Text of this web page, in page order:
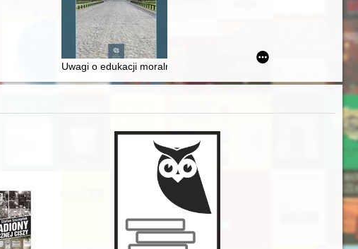
mieszczaństwa w 2. poł. XIX w
drawskiego od średniowiecza do dziś
Uwagi o edukacji moralnej synów szlacheckich w XVI-wiecznej